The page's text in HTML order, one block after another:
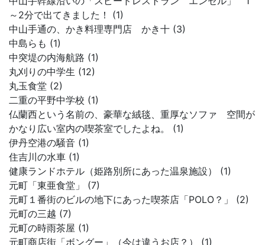
～2分で出てきました！ (1)
中山手通の、かき料理専門店 かき十 (3)
中島らも (1)
中突堤の内海航路 (1)
丸刈りの中学生 (12)
丸玉食堂 (2)
二重の平野中学校 (1)
仏蘭西という名前の、豪華な絨毯、重厚なソファ 空間が
かなり広い室内の喫茶室でしたよね。 (1)
伊丹空港の騒音 (1)
住吉川の水車 (1)
健康ランドホテル（姫路別所にあった温泉施設） (1)
元町「東亜食堂」 (7)
元町１番街のビルの地下にあった喫茶店「POLO？」 (2)
元町の三越 (7)
元町の時雨茶屋 (1)
元町商店街「ボングー」（今は違うお店？） (1)